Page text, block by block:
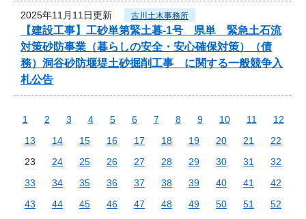
2025年11月11日更新 古川土木事務所
【建設工事】工砂単第緊土暮-1号 県単 緊急土石流
対策砂防事業（暮らしの安全・安心確保対策）（債
務）洞谷砂防堰堤土砂掘削工事 に関する一般競争入
札公告
1 2 3 4 5 6 7 8 9 10 11
12
13
14 15 16 17 18 19 20 21
22
23
24 25 26 27 28 29 30 31
32
33
34 35 36 37 38 39 40 41
42
43
44 45 46 47 48 49 50 51
52